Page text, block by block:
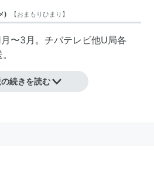
) 【おまもりひまり 】
〜3月。チバテレビ他U局各
続きを読む